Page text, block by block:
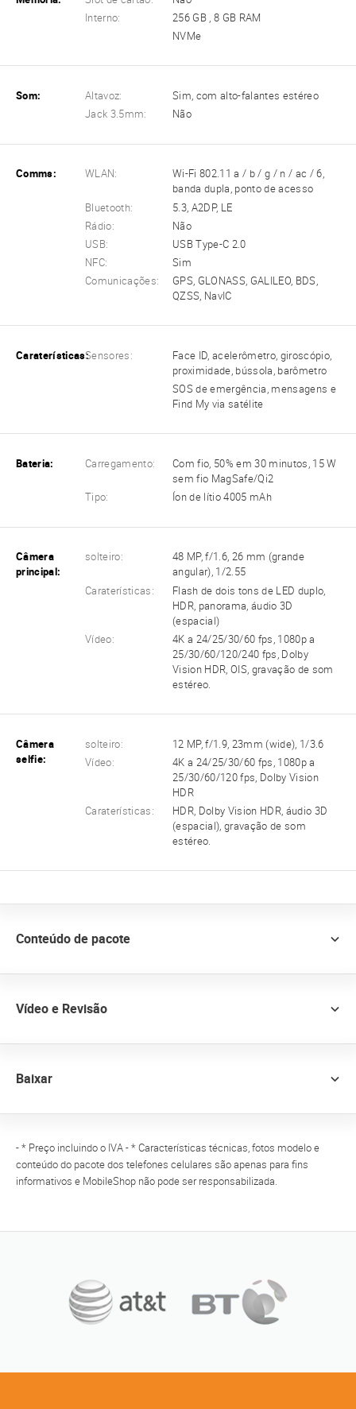
Interno:
256 GB , 8 GB RAM
NVMe
Som: Altavoz:
Sim, com alto-falantes estéreo
Jack 3.5mm:
Não
Comms: WLAN:
Wi-Fi 802.11 a / b / g / n / ac / 6,
banda dupla, ponto de acesso
Bluetooth:
5.3, A2DP, LE
Rádio:
Não
USB:
USB Type-C 2.0
NFC:
Sim
Comunicações:
GPS, GLONASS, GALILEO, BDS,
QZSS, NavIC
Caraterísticas:Sensores:
Face ID, acelerômetro, giroscópio,
proximidade, bússola, barômetro
SOS de emergência, mensagens e
Find My via satélite
Bateria: Carregamento:
Com fio, 50% em 30 minutos, 15 W
sem fio MagSafe/Qi2
Tipo:
Íon de lítio 4005 mAh
Câmera
principal:
solteiro:
48 MP, f/1.6, 26 mm (grande
angular), 1/2.55
Caraterísticas:
Flash de dois tons de LED duplo,
HDR, panorama, áudio 3D
(espacial)
Vídeo:
4K a 24/25/30/60 fps, 1080p a
25/30/60/120/240 fps, Dolby
Vision HDR, OIS, gravação de som
estéreo.
Câmera
selfie:
solteiro:
12 MP, f/1.9, 23mm (wide), 1/3.6
Vídeo:
4K a 24/25/30/60 fps, 1080p a
25/30/60/120 fps, Dolby Vision
HDR
Caraterísticas:
HDR, Dolby Vision HDR, áudio 3D
(espacial), gravação de som
estéreo.
Conteúdo de pacote
Vídeo e Revisão
Baixar
- * Preço incluindo o IVA - * Características técnicas, fotos modelo e
conteúdo do pacote dos telefones celulares são apenas para fins
informativos e MobileShop não pode ser responsabilizada.